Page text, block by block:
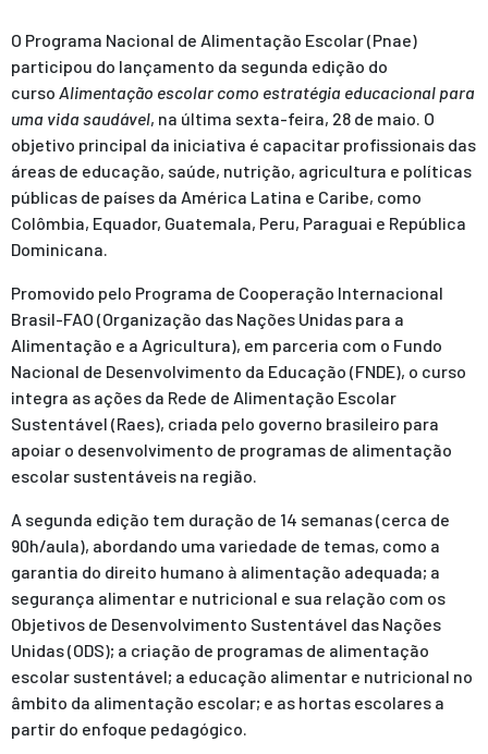
O Programa Nacional de Alimentação Escolar (Pnae)
participou do lançamento da segunda edição do
curso Alimentação escolar como estratégia educacional para
uma vida saudável, na última sexta-feira, 28 de maio. O
objetivo principal da iniciativa é capacitar profissionais das
áreas de educação, saúde, nutrição, agricultura e políticas
públicas de países da América Latina e Caribe, como
Colômbia, Equador, Guatemala, Peru, Paraguai e República
Dominicana.
Promovido pelo Programa de Cooperação Internacional
Brasil-FAO (Organização das Nações Unidas para a
Alimentação e a Agricultura), em parceria com o Fundo
Nacional de Desenvolvimento da Educação (FNDE), o curso
integra as ações da Rede de Alimentação Escolar
Sustentável (Raes), criada pelo governo brasileiro para
apoiar o desenvolvimento de programas de alimentação
escolar sustentáveis na região.
A segunda edição tem duração de 14 semanas (cerca de
90h/aula), abordando uma variedade de temas, como a
garantia do direito humano à alimentação adequada; a
segurança alimentar e nutricional e sua relação com os
Objetivos de Desenvolvimento Sustentável das Nações
Unidas (ODS); a criação de programas de alimentação
escolar sustentável; a educação alimentar e nutricional no
âmbito da alimentação escolar; e as hortas escolares a
partir do enfoque pedagógico.